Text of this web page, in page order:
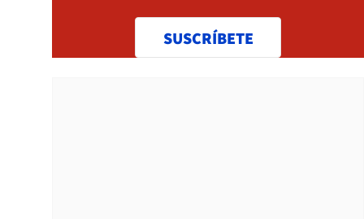
SUSCRÍBETE